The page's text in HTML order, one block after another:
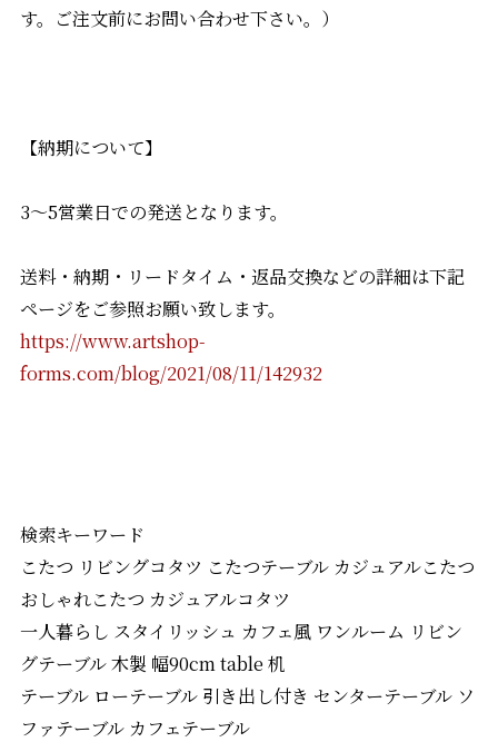
す。ご注文前にお問い合わせ下さい。）
【納期について】
3〜5営業日での発送となります。
送料・納期・リードタイム・返品交換などの詳細は下記
ページをご参照お願い致します。
https://www.artshop-
forms.com/blog/2021/08/11/142932
検索キーワード
こたつ リビングコタツ こたつテーブル カジュアルこたつ
おしゃれこたつ カジュアルコタツ
一人暮らし スタイリッシュ カフェ風 ワンルーム リビン
グテーブル 木製 幅90cm table 机
テーブル ローテーブル 引き出し付き センターテーブル ソ
ファテーブル カフェテーブル